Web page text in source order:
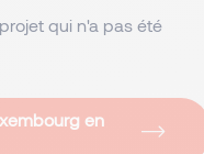
qui n'a pas été
en